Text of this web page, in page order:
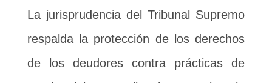
La jurisprudencia del Tribunal Supremo
respalda la protección de los derechos
de los deudores contra prácticas de